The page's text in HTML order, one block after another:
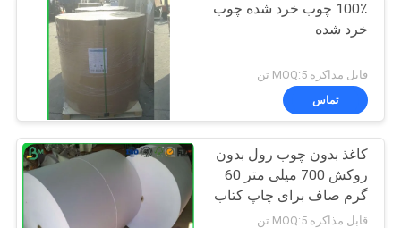
100٪ چوب خرد شده چوب
خرد شده
قابل مذاکره MOQ:5 تن
تماس
کاغذ بدون چوب رول بدون
روکش 700 میلی متر 60
گرم صاف برای چاپ کتاب
مدرسه
قابل مذاکره MOQ:5 تن